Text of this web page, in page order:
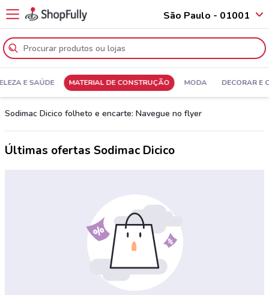
São Paulo - 01001
E SAÚDE MATERIAL DE CONSTRUÇÃO MODA DECORAR E
Sodimac Dicico folheto e encarte: Navegue no flyer
Últimas ofertas Sodimac Dicico